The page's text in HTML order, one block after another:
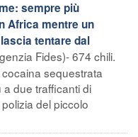
sempre più
Africa mentre un
tentare dal
Fides)- 674 chili.
sequestrata
due trafficanti di
del piccolo